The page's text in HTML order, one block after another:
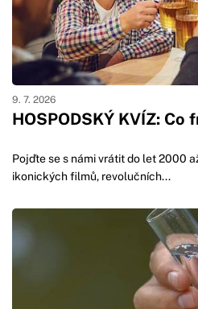
HOSPODSKÝ KVÍZ:
9. 7. 2026
Pojďte se s námi vrátit do let 2000
ikonických filmů, revolučních...